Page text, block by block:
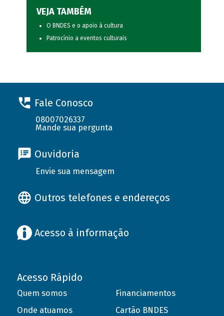
VEJA TAMBÉM
O BNDES e o apoio à cultura
Patrocínio a eventos culturais
Fale Conosco
08007026337
Mande sua pergunta
Ouvidoria
Envie sua mensagem
Outros telefones e endereços
Acesso à informação
Acesso Rápido
Quem somos
Onde atuamos
Financiamentos
Cartão BNDES